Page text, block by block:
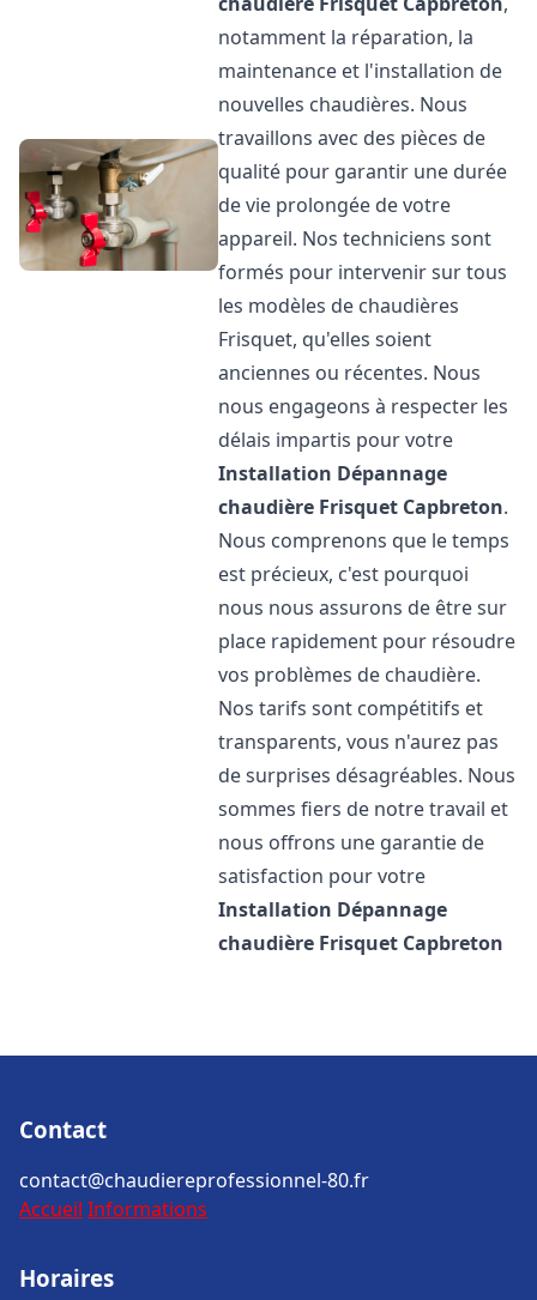
notamment la réparation, la
maintenance et l'installation de
nouvelles chaudières. Nous
travaillons avec des pièces de
qualité pour garantir une durée
de vie prolongée de votre
appareil. Nos techniciens sont
formés pour intervenir sur tous
les modèles de chaudières
Frisquet, qu'elles soient
anciennes ou récentes. Nous
nous engageons à respecter les
délais impartis pour votre
Installation Dépannage
chaudière Frisquet Capbreton.
Nous comprenons que le temps
est précieux, c'est pourquoi
nous nous assurons de être sur
place rapidement pour résoudre
vos problèmes de chaudière.
Nos tarifs sont compétitifs et
transparents, vous n'aurez pas
de surprises désagréables. Nous
sommes fiers de notre travail et
nous offrons une garantie de
satisfaction pour votre
Installation Dépannage
chaudière Frisquet Capbreton
Contact
contact@chaudiereprofessionnel-80.fr
Accueil Informations
Horaires